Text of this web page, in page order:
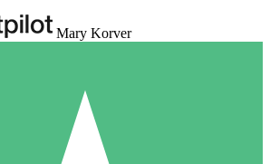
Mary Korver